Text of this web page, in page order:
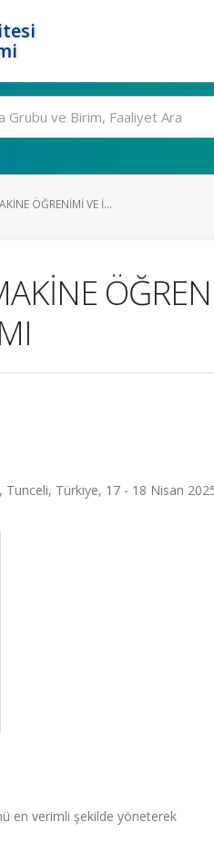
ÖĞRENİMİ VE İ...
Tunceli, Türkiye, 17 - 18 Nisan
en verimli şekilde yöneterek